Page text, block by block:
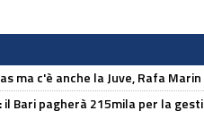
ma c'è anche la Juve, Rafa
Bari pagherà 215mila per la